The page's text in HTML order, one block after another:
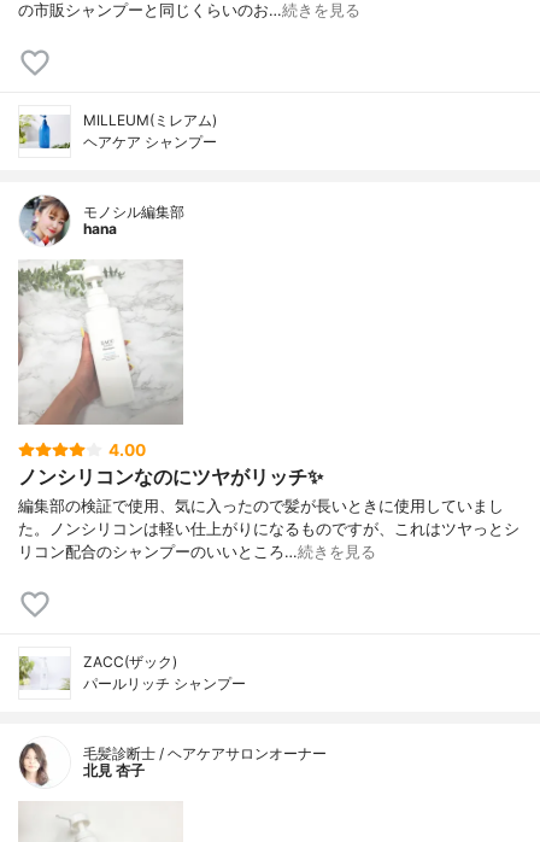
の市販シャンプーと同じくらいのお…続きを見る
MILLEUM(ミレアム)
ヘアケア シャンプー
モノシル編集部
hana
4.00
ノンシリコンなのにツヤがリッチ✨
編集部の検証で使用、気に入ったので髪が長いときに使用していまし
た。ノンシリコンは軽い仕上がりになるものですが、これはツヤっとシ
リコン配合のシャンプーのいいところ…続きを見る
ZACC(ザック)
パールリッチ シャンプー
毛髪診断士 / ヘアケアサロンオーナー
北見 杏子